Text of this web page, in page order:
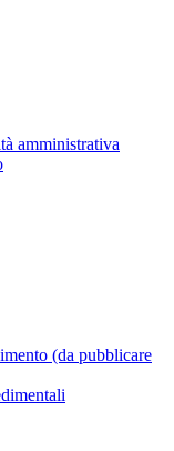
amministrativa
(da pubblicare